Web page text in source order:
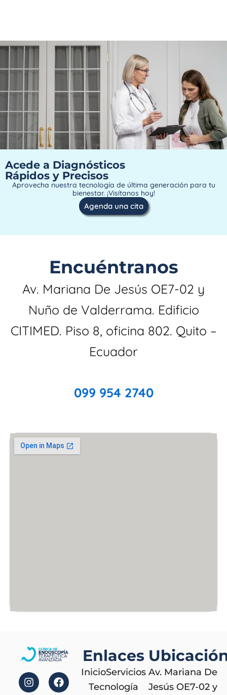
Acede a Diagnósticos
Rápidos y Precisos
Aprovecha nuestra tecnología de última generación para tu
bienestar. ¡Visítanos hoy!
Agenda una cita
Encuéntranos
Av. Mariana De Jesús OE7-02 y
Nuño de Valderrama. Edificio
CITIMED. Piso 8, oficina 802. Quito –
Ecuador
099 954 2740
n
s
a
c
h
a
Enlaces
InicioServicios
Tecnología
Av. Mariana De
Jesús OE7-02 y